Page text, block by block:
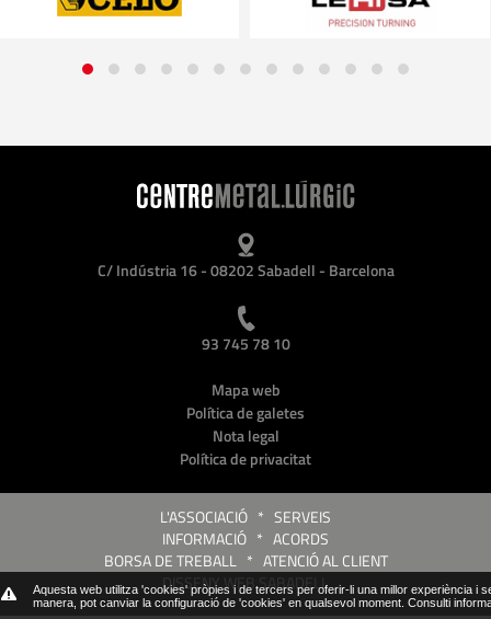
Aquesta web utilitza 'cookies' pròpies i de tercers per oferir-li una millor experiència
manera, pot canviar la configuració de 'cookies' en qualsevol moment. Consulti
C/ Indústria 16 - 08202 Sabadell - Barcelona
93 745 78 10
Mapa web
Política de galetes
Nota legal
Política de privacitat
L'ASSOCIACIÓ * SERVEIS
INFORMACIÓ * ACORDS
BORSA DE TREBALL* ATENCIÓ AL CLIENT
DISSENY WEB SABADELL